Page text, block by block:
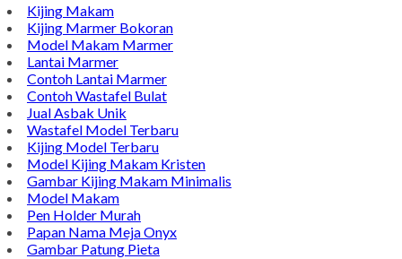
Kijing Makam
Kijing Marmer Bokoran
Model Makam Marmer
Lantai Marmer
Contoh Lantai Marmer
Contoh Wastafel Bulat
Jual Asbak Unik
Wastafel Model Terbaru
Kijing Model Terbaru
Model Kijing Makam Kristen
Gambar Kijing Makam Minimalis
Model Makam
Pen Holder Murah
Papan Nama Meja Onyx
Gambar Patung Pieta